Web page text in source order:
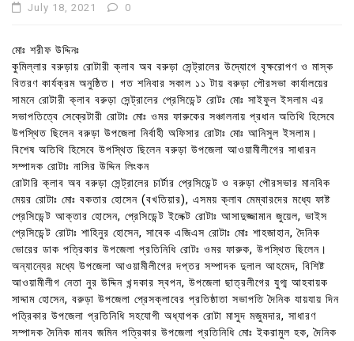
July 18, 2021 0
মোঃ শরীফ উদ্দিনঃ
কুমিল্লার বরুড়ায় রোটারী ক্লাব অব বরুড়া সেন্ট্রালের উদ্যোগে বৃক্ষরোপণ ও মাস্ক
বিতরণ কার্যক্রম অনুষ্ঠিত। গত শনিবার সকাল ১১ টায় বরুড়া পৌরসভা কার্যালয়ের
সামনে রোটারী ক্লাব বরুড়া সেন্ট্রালের প্রেসিডেন্ট রোটঃ মোঃ সাইফুল ইসলাম এর
সভাপতিত্বে সেক্রেটারী রোটাঃ মোঃ ওমর ফারুকের সঞ্চালনায় প্রধান অতিথি হিসেবে
উপস্থিত ছিলেন বরুড়া উপজেলা নির্বাহী অফিসার রোটাঃ মোঃ আনিসুল ইসলাম।
বিশেষ অতিথি হিসেবে উপস্থিত ছিলেন বরুড়া উপজেলা আওয়ামীলীগের সাধারন
সম্পাদক রোটাঃ নাসির উদ্দিন লিংকন
রোটারি ক্লাব অব বরুড়া সেন্ট্রালের চার্টার প্রেসিডেন্ট ও বরুড়া পৌরসভার মানবিক
মেয়র রোটাঃ মোঃ বকতার হোসেন (বখতিয়ার), এসময় ক্লাব মেম্বারদের মধ্যে ফাষ্ট
প্রেসিডেন্ট আক্তার হোসেন, প্রেসিডেন্ট ইলেক্ট রোটাঃ আসাদুজ্জামান জুয়েল, ভাইস
প্রেসিডেন্ট রোটাঃ শাহিনুর হোসেন, সাবেক এজিএস রোটাঃ মোঃ শাহজাহান, দৈনিক
ভোরের ডাক পত্রিকার উপজেলা প্রতিনিধি রোটঃ ওমর ফারুক, উপস্থিত ছিলেন।
অন্যান্যের মধ্যে উপজেলা আওয়ামীলীগের দপ্তর সম্পাদক দুলাল আহমেদ, বিশিষ্ট
আওয়ামীলীগ নেতা নুর উদ্দিন খন্দকার স্বপন, উপজেলা ছাত্রলীগের যুগ্ম আহবায়ক
সাদ্দাম হোসেন, বরুড়া উপজেলা প্রেসক্লাবের প্রতিষ্ঠাতা সভাপতি দৈনিক যায়যায় দিন
পত্রিকার উপজেলা প্রতিনিধি সহযোগী অধ্যাপক রোটা মাসুদ মজুমদার, সাধারণ
সম্পাদক দৈনিক মানব জমিন পত্রিকার উপজেলা প্রতিনিধি মোঃ ইকরামুল হক, দৈনিক